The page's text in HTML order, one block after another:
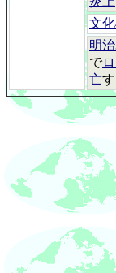
文
明
で
亡す